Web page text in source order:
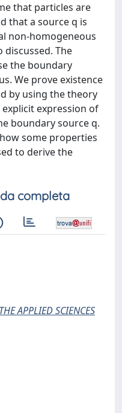
that particles are
that a source q is
non-homogeneous
The
the boundary
We prove existence
by using the theory
expression of
boundary source q.
some properties
to derive the
completa
APPLIED SCIENCES